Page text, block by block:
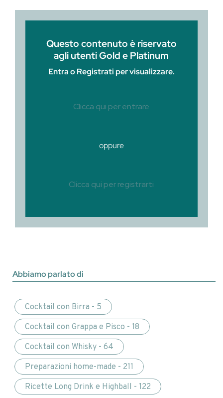
Questo contenuto è riservato
agli utenti Gold e Platinum
Entra o Registrati per visualizzare.
Clicca qui per entrare
oppure
Clicca qui per registrarti
Abbiamo parlato di
Cocktail con Birra - 5
Cocktail con Grappa e Pisco - 18
Cocktail con Whisky - 64
Preparazioni home-made - 211
Ricette Long Drink e Highball - 122